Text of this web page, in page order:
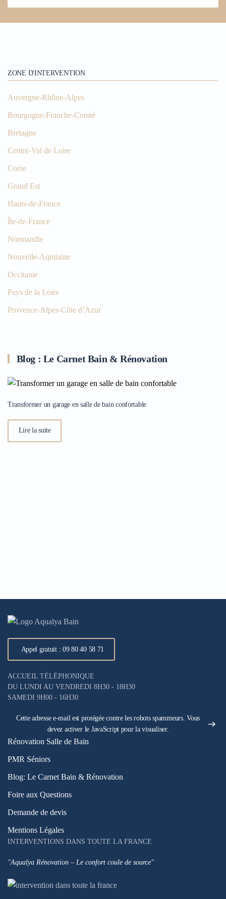
ZONE D'INTERVENTION
Auvergne-Rhône-Alpes
Bourgogne-Franche-Comté
Bretagne
Centre-Val de Loire
Corse
Grand Est
Hauts-de-France
Île-de-France
Normandie
Nouvelle-Aquitaine
Occitanie
Pays de la Loire
Provence-Alpes-Côte d’Azur
Blog : Le Carnet Bain & Rénovation
Transformer un garage en salle de bain confortable
Lire la suite
Appel gratuit : 09 80 40 58 71
ACCUEIL TÉLÉPHONIQUE
DU LUNDI AU VENDREDI 8H30 - 18H30
SAMEDI 9H00 - 16H30
Cette adresse e-mail est protégée contre les robots spammeurs. Vous
devez activer le JavaScript pour la visualiser.
Rénovation Salle de Bain
PMR Séniors
Blog: Le Carnet Bain & Rénovation
Foire aux Questions
Demande de devis
Mentions Légales
INTERVENTIONS DANS TOUTE LA FRANCE
"Aqualya Rénovation – Le confort coule de source"